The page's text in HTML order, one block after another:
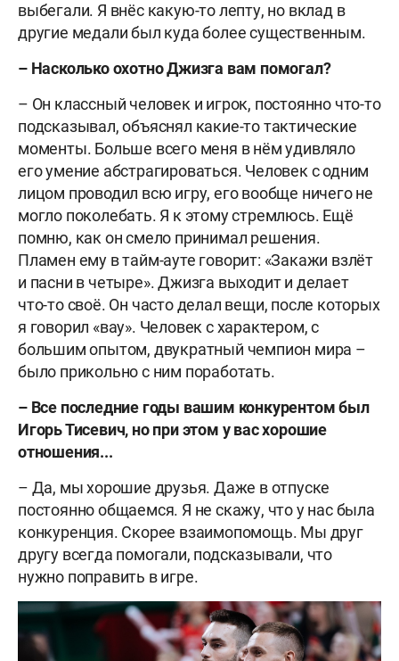
выбегали. Я внёс какую-то лепту, но вклад в
другие медали был куда более существенным.
– Насколько охотно Джизга вам помогал?
– Он классный человек и игрок, постоянно что-то
подсказывал, объяснял какие-то тактические
моменты. Больше всего меня в нём удивляло
его умение абстрагироваться. Человек с одним
лицом проводил всю игру, его вообще ничего не
могло поколебать. Я к этому стремлюсь. Ещё
помню, как он смело принимал решения.
Пламен ему в тайм-ауте говорит: «Закажи взлёт
и пасни в четыре». Джизга выходит и делает
что-то своё. Он часто делал вещи, после которых
я говорил «вау». Человек с характером, с
большим опытом, двукратный чемпион мира –
было прикольно с ним поработать.
– Все последние годы вашим конкурентом был
Игорь Тисевич, но при этом у вас хорошие
отношения...
– Да, мы хорошие друзья. Даже в отпуске
постоянно общаемся. Я не скажу, что у нас была
конкуренция. Скорее взаимопомощь. Мы друг
другу всегда помогали, подсказывали, что
нужно поправить в игре.